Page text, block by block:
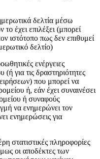
δελτία μέσω
έχει επιλέξει (μπορεί
ιστότοπο πως δεν επιθυμεί
δελτίο)
ενέργειες
(ή για τις δραστηριότητες
που μπορεί να
ή, εάν έχει συναινέσει
ή συναφούς
να ενημερώνει τον
ενημερώσεις για
στατιστικές πληροφορίες
οι αποδέκτες των